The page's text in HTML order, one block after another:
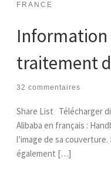
FRANCE
Information
traitement
32 commentaires
Share List Télécharger
Alibaba en français :
l’image de sa
également […]